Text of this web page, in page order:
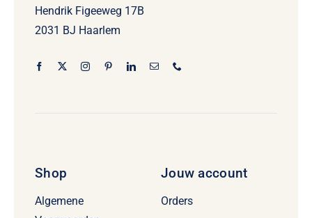
Hendrik Figeeweg 17B
2031 BJ Haarlem
Shop
Algemene
Jouw account
Orders